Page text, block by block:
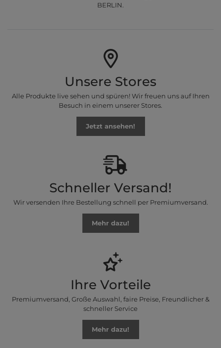
BERLIN.
Unsere Stores
Alle Produkte live sehen und spüren! Wir freuen uns auf Ihren
Besuch in einem unserer Stores.
Jetzt ansehen!
Schneller Versand!
Wir versenden Ihre Bestellung schnell per Premiumversand.
Mehr dazu!
Ihre Vorteile
Premiumversand, Große Auswahl, faire Preise, Freundlicher &
schneller Service
Mehr dazu!